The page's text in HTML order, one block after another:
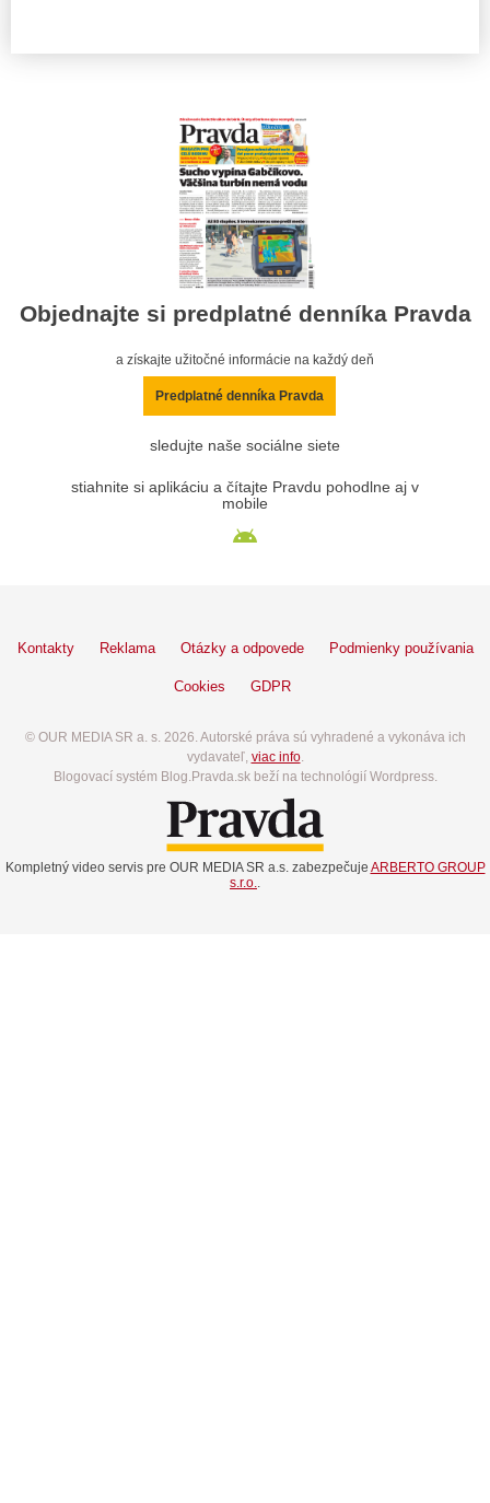
Objednajte si predplatné denníka Pravda
a získajte užitočné informácie na každý deň
Predplatné denníka Pravda
sledujte naše sociálne siete
stiahnite si aplikáciu a čítajte Pravdu pohodlne aj v
mobile
Kontakty Reklama Otázky a odpovede Podmienky používania
Cookies GDPR
© OUR MEDIA SR a. s. 2026. Autorské práva sú vyhradené a vykonáva ich
vydavateľ, viac info.
Blogovací systém Blog.Pravda.sk beží na technológií Wordpress.
Kompletný video servis pre OUR MEDIA SR a.s. zabezpečuje ARBERTO GROUP
s.r.o..